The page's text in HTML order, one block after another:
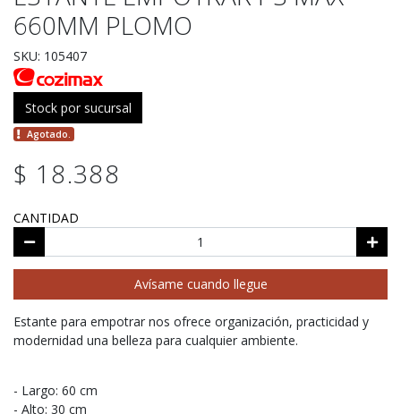
660MM PLOMO
SKU: 105407
Stock por sucursal
Agotado.
$ 18.388
CANTIDAD
Avísame cuando llegue
Estante para empotrar nos ofrece organización, practicidad y
modernidad una belleza para cualquier ambiente.
- Largo: 60 cm
- Alto: 30 cm